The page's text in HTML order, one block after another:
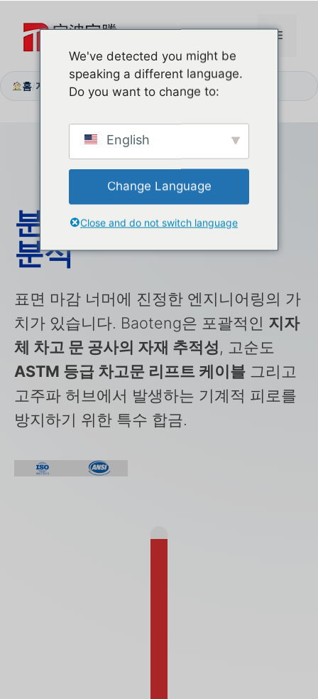
너
메
홈/지원 센터 머티리얼 구성
분자 공학:재료성능
분석
표면 마감 너머에 진정한 엔지니어링의 가
치가 있습니다. Baoteng은 포괄적인 지자
체 차고 문 공사의 자재 추적성, 고순도
ASTM 등급 차고문 리프트 케이블 그리고
고주파 허브에서 발생하는 기계적 피로를
방지하기 위한 특수 합금.
We've detected you might be
speaking a different language.
Do you want to change to:
English
Change Language
Close and do not switch language